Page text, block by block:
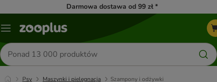
Darmowa dostawa od 99 zł *
Menu
Szukaj
produktów
Psy Maszynki i pielęgnacja Szampony i odżywki